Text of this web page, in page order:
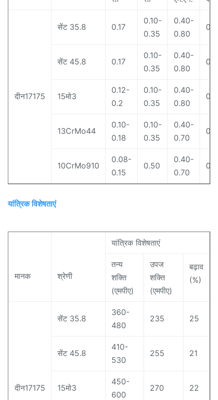
दीन17175
सेंट 35.8 0.17
0.10-
0.35
0.40-
0.80
सेंट 45.8 0.17
0.10-
0.35
0.40-
0.80
15मो3
0.12-
0.2
0.10-
0.35
0.40-
0.80
13CrMo44
0.10-
0.18
0.10-
0.35
0.40-
0.70
10CrMo910
0.08-
0.15
0.50
0.40-
0.70
यांत्रिक विशेषताएं
मानक श्रेणी
यांत्रिक विशेषताएं
तन्य
शक्ति
(एमपीए)
उपज
शक्ति
(एमपीए)
बढ़ाव
(%)
दीन17175
सेंट 35.8
360-
480
235 25
सेंट 45.8
410-
530
255 21
15मो3
450-
600
270 22